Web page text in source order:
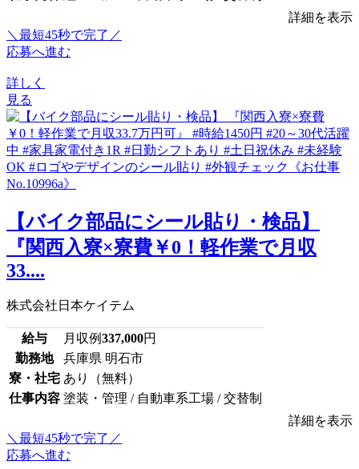
詳細を表示
＼最短45秒で完了／
応募へ進む
詳しく
見る
【バイク部品にシール貼り・検品】
『関西入寮×寮費￥0！軽作業で月収
33....
株式会社日本ケイテム
給与 月収例337,000円
勤務地
兵庫県 明石市
寮・社宅 あり（無料）
仕事内容 塗装・管理 / 自動車系工場 / 交替制
詳細を表示
＼最短45秒で完了／
応募へ進む